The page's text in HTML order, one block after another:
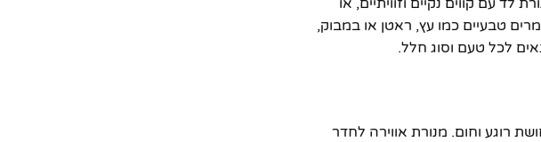
טבעיים כמו עץ, ראטן או במבוק,
לכל טעם וסוג חלל.
רוגע וחום. מנורת אווירה לחדר